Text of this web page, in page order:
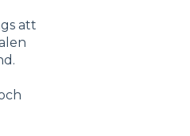
att